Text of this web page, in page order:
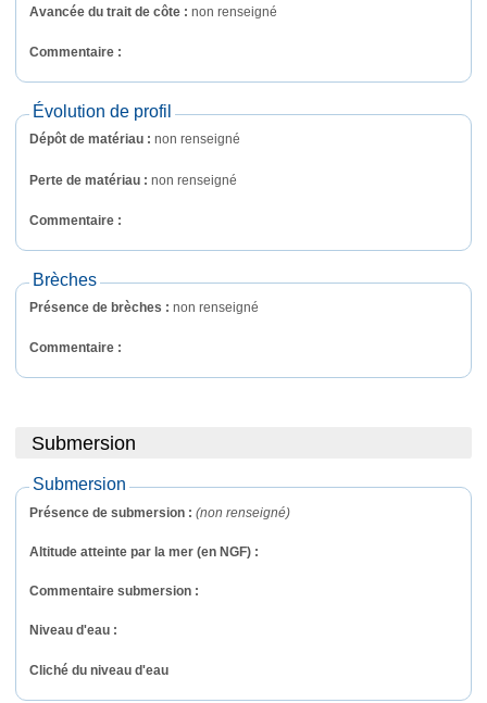
Avancée du trait de côte : non renseigné
Commentaire :
Évolution de profil
Dépôt de matériau : non renseigné
Perte de matériau : non renseigné
Commentaire :
Brèches
Présence de brèches : non renseigné
Commentaire :
Submersion
Submersion
Présence de submersion : (non renseigné)
Altitude atteinte par la mer (en NGF) :
Commentaire submersion :
Niveau d'eau :
Cliché du niveau d'eau